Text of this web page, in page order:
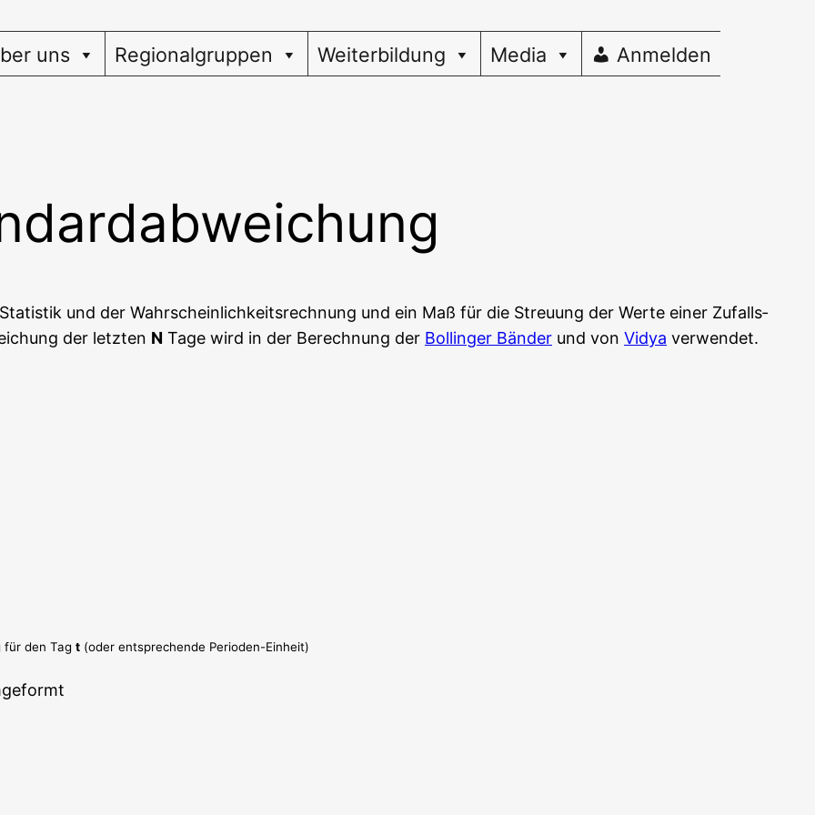
uns Regionalgruppen Weiterbildung Media Anmelden
und der Wahr­schein­lich­keits­rech­nung und ein Maß für die Streu­ung der Wer­te einer Zufalls­
der letz­ten N Tage wird in der Berech­nung der Bol­lin­ger Bän­der und von Vidya verwendet.
für den Tag t(oder ent­spre­chen­de Perioden-Einheit)